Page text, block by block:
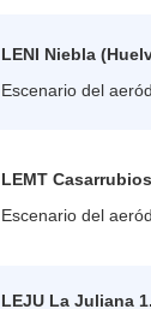
LENI Niebla
Escenario del
LEMT
Escenario del
LEJU La Juliana